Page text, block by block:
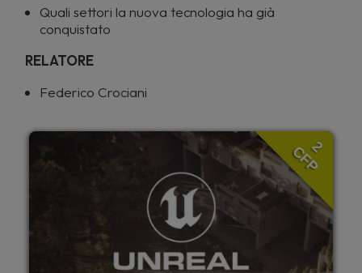
Quali settori la nuova tecnologia ha già
conquistato
RELATORE
Federico Crociani
2
CFP